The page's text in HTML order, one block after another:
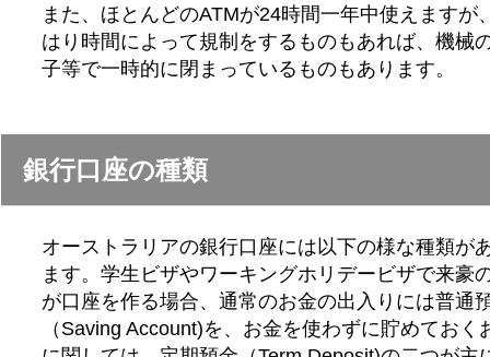
また、ほとんどのATMが24時間一年中使えますが
はり時間によって規制をするものもあれば、機械
子等で一時的に閉まっているものもあります。
銀行口座の種類
オーストラリアの銀行口座には以下の様な種類が
ます。学生ビザやワーキングホリデービザで来豪
が口座を作る場合、通常のお金の出入りには普通
（Saving Account)を、お金を使わずに貯めておく